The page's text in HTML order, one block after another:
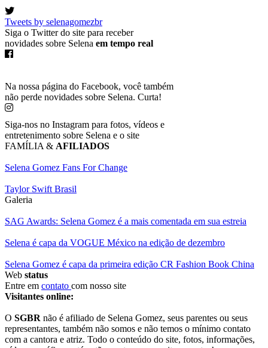
Tweets by selenagomezbr
Siga o Twitter do site para receber
novidades sobre Selena em tempo real
Na nossa página do Facebook, você também
não perde novidades sobre Selena. Curta!
Siga-nos no Instagram para fotos, vídeos e
entretenimento sobre Selena e o site
FAMÍLIA & AFILIADOS
Selena Gomez Fans For Change
Taylor Swift Brasil
Galeria
SAG Awards: Selena Gomez é a mais comentada em sua estreia
Selena é capa da VOGUE México na edição de dezembro
Selena Gomez é capa da primeira edição CR Fashion Book China
Web status
Entre em contato com nosso site
Visitantes online:
O SGBR não é afiliado de Selena Gomez, seus parentes ou seus
representantes, também não somos e não temos o mínimo contato
com a cantora e atriz. Todo o conteúdo do site, fotos, informações,